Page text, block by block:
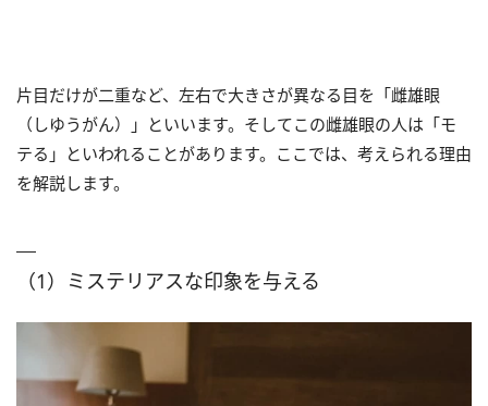
片目だけが二重など、左右で大きさが異なる目を「雌雄眼
（しゆうがん）」といいます。そしてこの雌雄眼の人は「モ
テる」といわれることがあります。ここでは、考えられる理由
を解説します。
（1）ミステリアスな印象を与える